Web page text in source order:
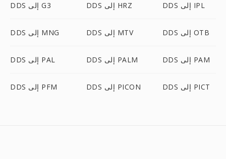
DDS إلى G3 DDS إلى HRZ DDS إلى IPL
DDS إلى MNG DDS إلى MTV DDS إلى OTB
DDS إلى PAL DDS إلى PALM DDS إلى PAM
DDS إلى PFM DDS إلى PICON DDS إلى PICT